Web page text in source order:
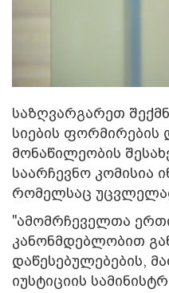
საზღვარგარეთ
სიების ფორმირების
მონაწილეობის
საარჩევნო კომისია
რომელსაც
"ამომრჩეველთა
კანონმდებლობით
დაწესებულებების,
იუსტიციის